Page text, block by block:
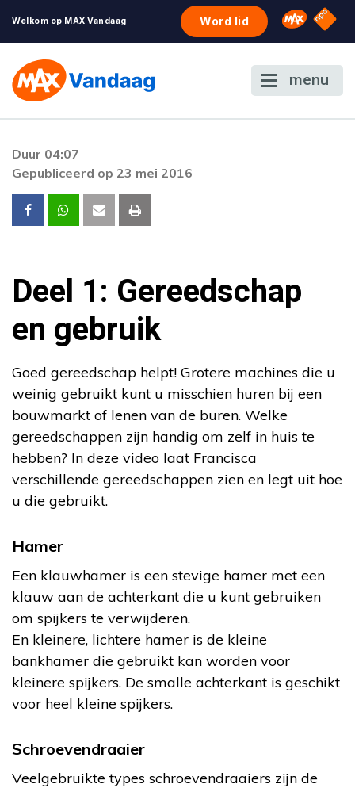
Welkom op MAX Vandaag Word lid Omroep
NPO
menu
Duur 04:07
Gepubliceerd op 23 mei 2016
Deel 1: Gereedschap
en gebruik
Goed gereedschap helpt! Grotere machines die u
weinig gebruikt kunt u misschien huren bij een
bouwmarkt of lenen van de buren. Welke
gereedschappen zijn handig om zelf in huis te
hebben? In deze video laat Francisca
verschillende gereedschappen zien en legt uit hoe
u die gebruikt.
Hamer
Een klauwhamer is een stevige hamer met een
klauw aan de achterkant die u kunt gebruiken
om spijkers te verwijderen.
En kleinere, lichtere hamer is de kleine
bankhamer die gebruikt kan worden voor
kleinere spijkers. De smalle achterkant is geschikt
voor heel kleine spijkers.
Schroevendraaier
Veelgebruikte types schroevendraaiers zijn de